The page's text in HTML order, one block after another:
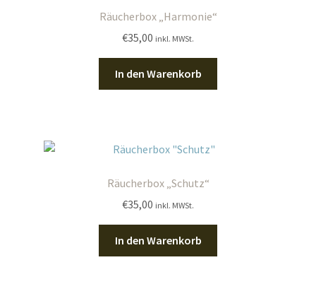
Räucherbox „Harmonie“
€35,00 inkl. MWSt.
In den Warenkorb
Räucherbox „Schutz“
€35,00 inkl. MWSt.
In den Warenkorb